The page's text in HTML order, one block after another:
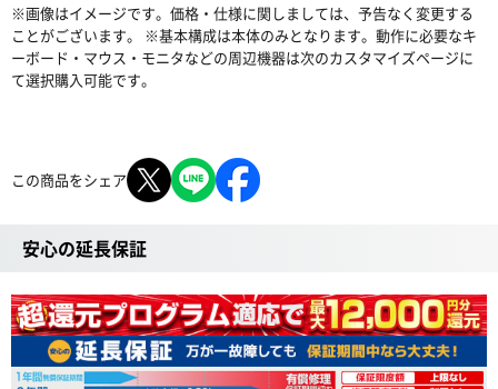
※画像はイメージです。価格・仕様に関しましては、予告なく変更する
ことがございます。 ※基本構成は本体のみとなります。動作に必要なキ
ーボード・マウス・モニタなどの周辺機器は次のカスタマイズページに
て選択購入可能です。
この商品をシェア
安心の延長保証